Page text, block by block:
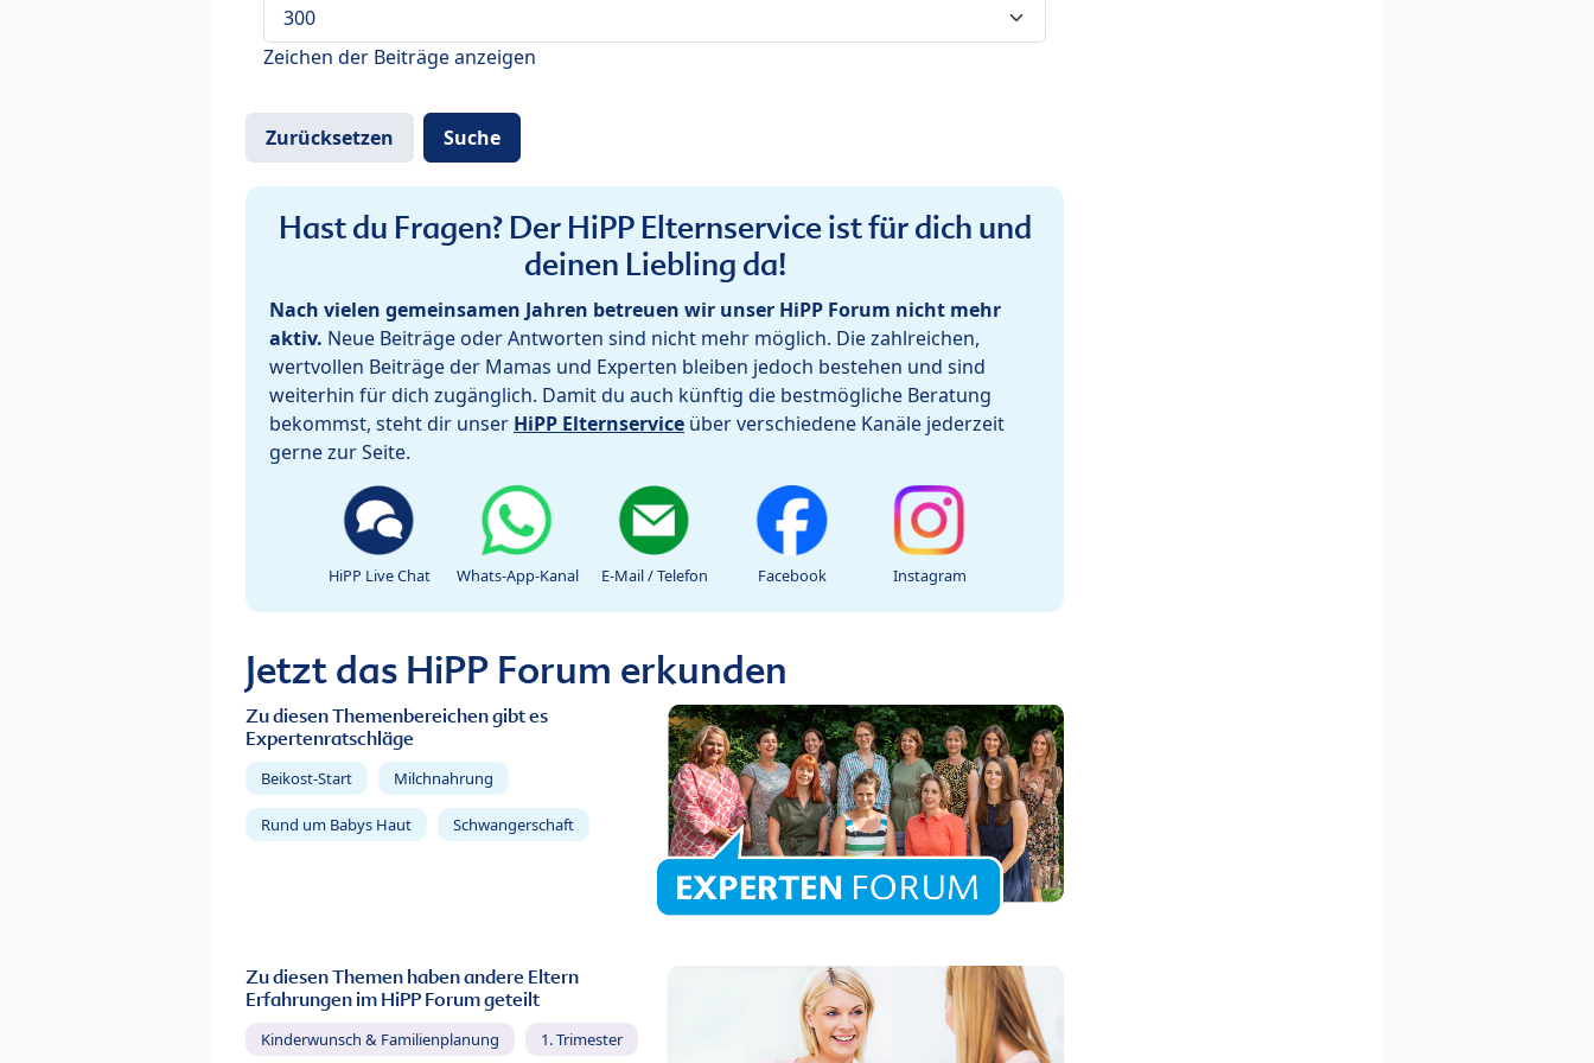
Zeichen der Beiträge anzeigen
Hast du Fragen? Der HiPP Elternservice ist für dich und
deinen Liebling da!
Nach vielen gemeinsamen Jahren betreuen wir unser HiPP Forum nicht mehr
aktiv. Neue Beiträge oder Antworten sind nicht mehr möglich. Die zahlreichen,
wertvollen Beiträge der Mamas und Experten bleiben jedoch bestehen und sind
weiterhin für dich zugänglich. Damit du auch künftig die bestmögliche Beratung
bekommst, steht dir unser HiPP Elternservice über verschiedene Kanäle jederzeit
gerne zur Seite.
HiPP Live Chat Whats-App-Kanal E-Mail / Telefon Facebook Instagram
Jetzt das HiPP Forum erkunden
Zu diesen Themenbereichen gibt es
Expertenratschläge
Beikost-Start Milchnahrung
Rund um Babys Haut Schwangerschaft
Zu diesen Themen haben andere Eltern
Erfahrungen im HiPP Forum geteilt
Kinderwunsch & Familienplanung 1. Trimester